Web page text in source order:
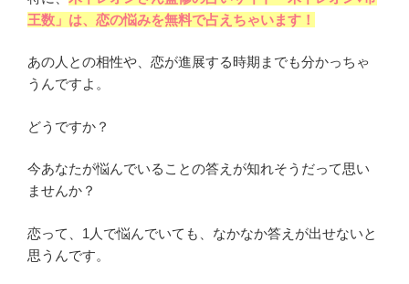
王数」は、恋の悩みを無料で占えちゃいます！
あの人との相性や、恋が進展する時期までも分かっちゃ
うんですよ。
どうですか？
今あなたが悩んでいることの答えが知れそうだって思い
ませんか？
恋って、1人で悩んでいても、なかなか答えが出せないと
思うんです。